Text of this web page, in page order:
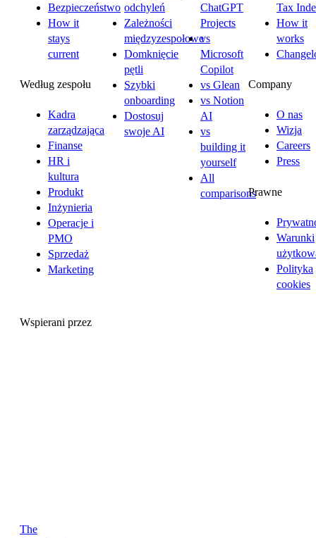
Bezpieczeństwo
How it
stays
current
Według zespołu
Kadra
zarządzająca
Finanse
HR i
kultura
Produkt
Inżynieria
Operacje i
PMO
Sprzedaż
Marketing
odchyleń
Zależności
międzyzespołowe
Domknięcie
pętli
Szybki
onboarding
Dostosuj
swoje AI
ChatGPT
Projects
vs
Microsoft
Copilot
vs Glean
vs Notion
AI
vs
building it
yourself
All
comparisons
Tax
How it
works
Company
O nas
Wizja
Careers
Press
Prawne
Warunki
Polityka
cookies
Wspierani przez
The